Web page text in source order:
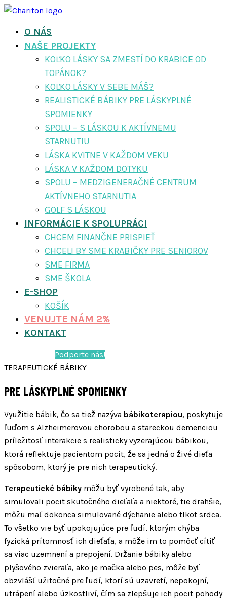
O NÁS
NAŠE PROJEKTY
KOĽKO LÁSKY SA ZMESTÍ DO KRABICE OD
TOPÁNOK?
KOĽKO LÁSKY V SEBE MÁŠ?
REALISTICKÉ BÁBIKY PRE LÁSKYPLNÉ
SPOMIENKY
SPOLU – S LÁSKOU K AKTÍVNEMU
STARNUTIU
LÁSKA KVITNE V KAŽDOM VEKU
LÁSKA V KAŽDOM DOTYKU
SPOLU – MEDZIGENERAČNÉ CENTRUM
AKTÍVNEHO STARNUTIA
GOLF S LÁSKOU
INFORMÁCIE K SPOLUPRÁCI
CHCEM FINANČNE PRISPIEŤ
CHCELI BY SME KRABIČKY PRE SENIOROV
SME FIRMA
SME ŠKOLA
E-SHOP
KOŠÍK
VENUJTE NÁM 2%
KONTAKT
Podporte nás!
TERAPEUTICKÉ BÁBIKY
PRE LÁSKYPLNÉ SPOMIENKY
Využitie bábik, čo sa tiež nazýva bábikoterapiou, poskytuje
ľuďom s Alzheimerovou chorobou a stareckou demenciou
príležitosť interakcie s realisticky vyzerajúcou bábikou,
ktorá reflektuje pacientom pocit, že sa jedná o živé dieťa
spôsobom, ktorý je pre nich terapeutický.
Terapeutické bábiky môžu byť vyrobené tak, aby
simulovali pocit skutočného dieťaťa a niektoré, tie drahšie,
môžu mať dokonca simulované dýchanie alebo tlkot srdca.
To všetko vie byť upokojujúce pre ľudí, ktorým chýba
fyzická prítomnosť ich dieťaťa, a môže im to pomôcť cítiť
sa viac uzemnení a prepojení. Držanie bábiky alebo
plyšového zvieraťa, ako je mačka alebo pes, môže byť
obzvlášť užitočné pre ľudí, ktorí sú uzavretí, nepokojní,
utrápení alebo úzkostliví, čím sa zlepšuje ich pocit pohody